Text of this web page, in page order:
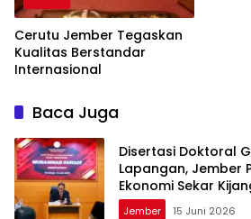
Cerutu Jember Tegaskan
Kualitas Berstandar
Internasional
Baca Juga
Disertasi Doktoral
Lapangan, Jember
Ekonomi Sekar
Jember 15 Juni 2026